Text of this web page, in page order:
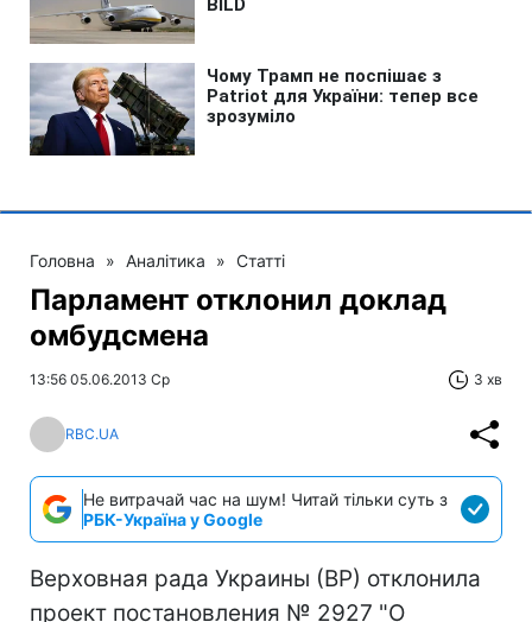
Головна » Аналітика » Статті
Парламент отклонил доклад
омбудсмена
13:56 05.06.2013 Ср 3 хв
RBC.UA
Не витрачай час на шум! Читай тільки суть з
РБК-Україна у Google
Верховная рада Украины (ВР) отклонила
проект постановления № 2927 "О